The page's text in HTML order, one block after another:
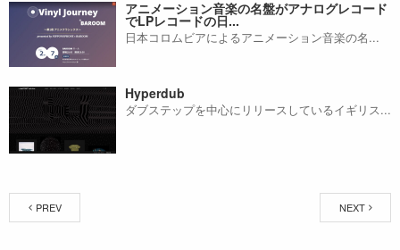
アニメーション音楽の名盤がアナログレコード
でLPレコードの日...
日本コロムビアによるアニメーション音楽の名...
Hyperdub
ダブステップを中心にリリースしているイギリス...
PREV NEXT